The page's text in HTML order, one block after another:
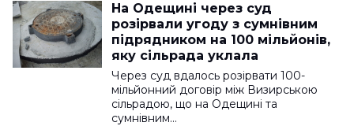
На Одещині через суд
розірвали угоду з сумнівним
підрядником на 100 мільйонів,
яку сільрада уклала
Через суд вдалось розірвати 100-
мільйонний договір між Визирською
сільрадою, що на Одещині та
сумнівним…